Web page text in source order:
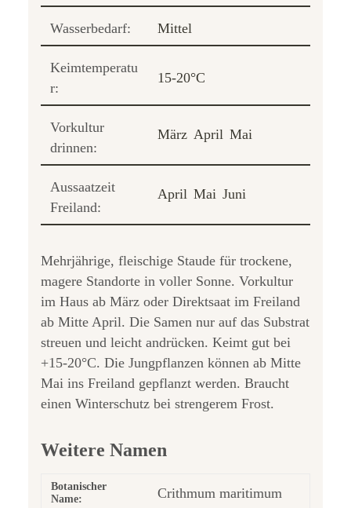
Wasserbedarf: Mittel
Keimtemperatu
r:
15-20°C
Vorkultur
drinnen:
März April Mai
Aussaatzeit
Freiland:
April Mai Juni
Mehrjährige, fleischige Staude für trockene,
magere Standorte in voller Sonne. Vorkultur
im Haus ab März oder Direktsaat im Freiland
ab Mitte April. Die Samen nur auf das Substrat
streuen und leicht andrücken. Keimt gut bei
+15-20°C. Die Jungpflanzen können ab Mitte
Mai ins Freiland gepflanzt werden. Braucht
einen Winterschutz bei strengerem Frost.
Weitere Namen
Botanischer
Name:
Crithmum maritimum